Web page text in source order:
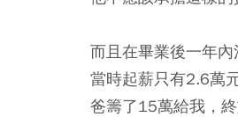
而且在畢業後一年
當時起薪只有2.6萬
爸籌了15萬給我，